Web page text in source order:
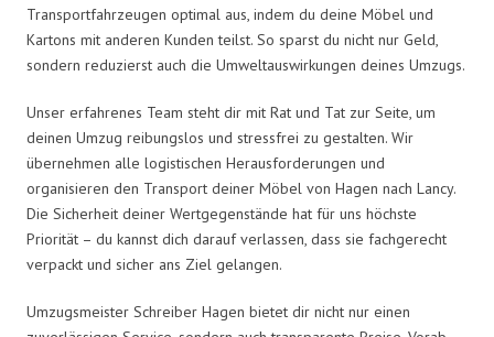
Transportfahrzeugen optimal aus, indem du deine Möbel und
Kartons mit anderen Kunden teilst. So sparst du nicht nur Geld,
sondern reduzierst auch die Umweltauswirkungen deines Umzugs.
Unser erfahrenes Team steht dir mit Rat und Tat zur Seite, um
deinen Umzug reibungslos und stressfrei zu gestalten. Wir
übernehmen alle logistischen Herausforderungen und
organisieren den Transport deiner Möbel von Hagen nach Lancy.
Die Sicherheit deiner Wertgegenstände hat für uns höchste
Priorität – du kannst dich darauf verlassen, dass sie fachgerecht
verpackt und sicher ans Ziel gelangen.
Umzugsmeister Schreiber Hagen bietet dir nicht nur einen